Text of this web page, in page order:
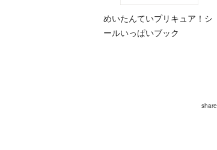
めいたんていプリキュア！シ
ールいっぱいブック
share